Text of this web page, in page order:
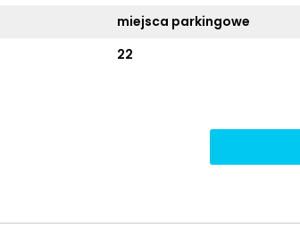
miejsca parkingowe
22